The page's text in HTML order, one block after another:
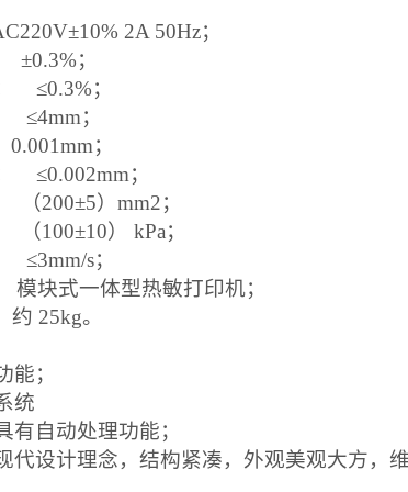
2A 50Hz；
；
≤0.3%；
≤4mm；
；
≤0.002mm；
200±5）mm2；
100±10） kPa；
s；
块式一体型热敏打印机；
25kg。
能；
统
有自动处理功能；
代设计理念，结构紧凑，外观美观大方，